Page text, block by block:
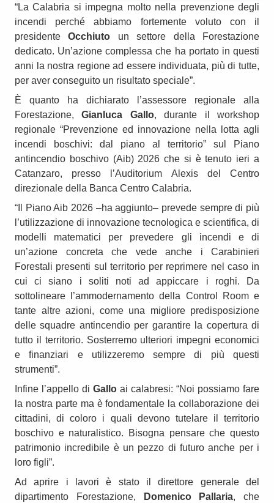
“La Calabria si impegna molto nella prevenzione degli
incendi perché abbiamo fortemente voluto con il
presidenteOcchiuto un settore della Forestazione
dedicato. Un’azione complessa che ha portato in questi
anni la nostra regione ad essere individuata, più di tutte,
per aver conseguito un risultato speciale”.
È quanto ha dichiarato l’assessore regionale alla
Forestazione,Gianluca Gallo, durante il workshop
regionale “Prevenzione ed innovazione nella lotta agli
incendi boschivi: dal piano al territorio” sul Piano
antincendio boschivo (Aib) 2026 che si è tenuto ieri a
Catanzaro, presso l’Auditorium Alexis del Centro
direzionale della Banca Centro Calabria.
“Il Piano Aib 2026 –ha aggiunto– prevede sempre di più
l’utilizzazione di innovazione tecnologica e scientifica, di
modelli matematici per prevedere gli incendi e di
un’azione concreta che vede anche i Carabinieri
Forestali presenti sul territorio per reprimere nel caso in
cui ci siano i soliti noti ad appiccare i roghi. Da
sottolineare l’ammodernamento della Control Room e
tante altre azioni, come una migliore predisposizione
delle squadre antincendio per garantire la copertura di
tutto il territorio. Sosterremo ulteriori impegni economici
e finanziari e utilizzeremo sempre di più questi
strumenti”.
Infine l’appello di Gallo ai calabresi: “Noi possiamo fare
la nostra parte ma è fondamentale la collaborazione dei
cittadini, di coloro i quali devono tutelare il territorio
boschivo e naturalistico. Bisogna pensare che questo
patrimonio incredibile è un pezzo di futuro anche per i
loro figli”.
Ad aprire i lavori è stato il direttore generale del
dipartimento Forestazione,
Domenico Pallaria, che